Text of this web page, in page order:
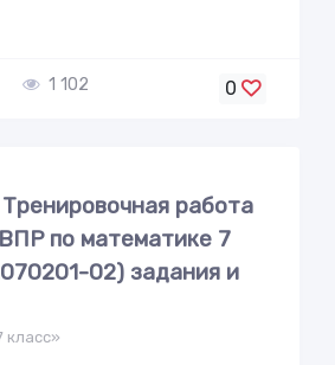
1 102 0
работа
по математике 7
02) задания и
класс»